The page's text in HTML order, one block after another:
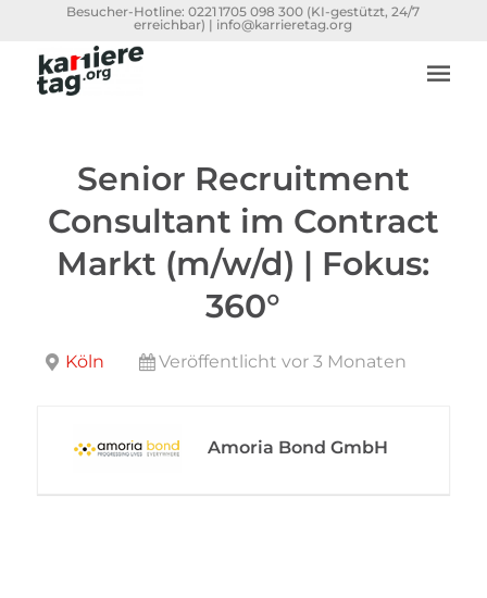
Besucher-Hotline:0221 1705 098 300 (KI-gestützt, 24/7
erreichbar) | info@karrieretag.org
Senior Recruitment
Consultant im Contract
Markt (m/w/d) | Fokus:
360°
Köln Veröffentlicht vor 3 Monaten
Amoria Bond GmbH